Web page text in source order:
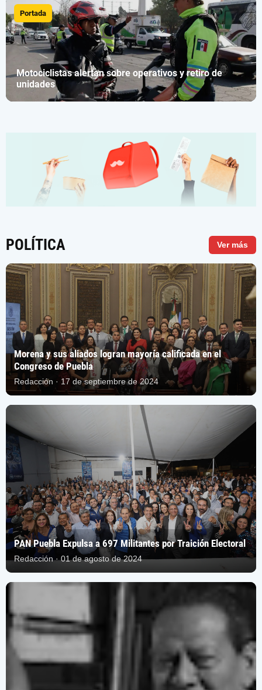
Portada
Motociclistas alertan sobre operativos y retiro de
unidades
POLÍTICA Ver más
Morena y sus aliados logran mayoría calificada en el
Congreso de Puebla
Redacción · 17 de septiembre de 2024
PAN Puebla Expulsa a 697 Militantes por Traición Electoral
Redacción · 01 de agosto de 2024